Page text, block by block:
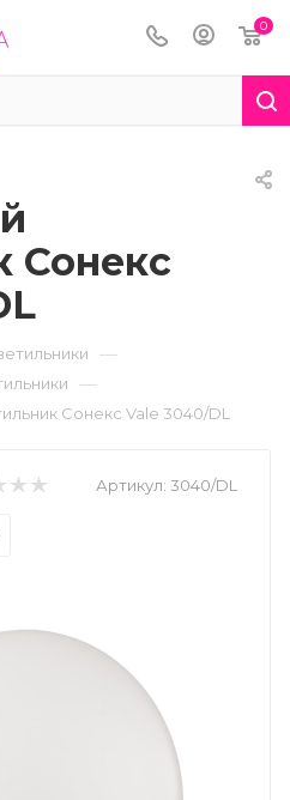
0
Сонекс
—
—
Сонекс Vale 3040/DL
Артикул: 3040/DL